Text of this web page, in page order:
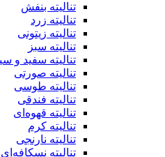
تنالیته بنفش
تنالیته زرد
تنالیته زیتونی
تنالیته سبز
تنالیته سفید و
تنالیته صورتی
تنالیته طوسی
تنالیته فندقی
تنالیته قهوه‌ای
تنالیته کرم
تنالیته نارنجی
تنالیته نسکافه‌ای